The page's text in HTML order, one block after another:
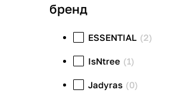
бренд
ESSENTIAL (2)
IsNtree (1)
Jadyras (0)